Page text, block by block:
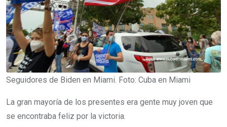
Seguidores de Biden en Miami. Foto: Cuba en Miami
La gran mayoría de los presentes era gente muy joven que
se encontraba feliz por la victoria.